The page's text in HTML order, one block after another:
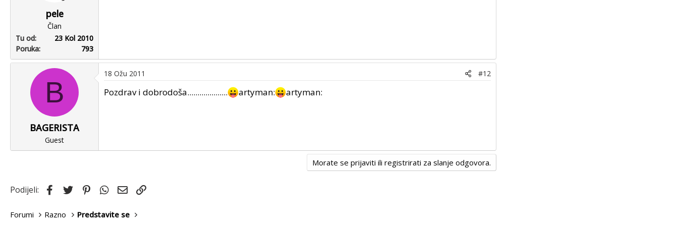
pele
Član
Tu od
23 Kol 2010
Poruka
793
B
BAGERISTA
Guest
18 Ožu 2011 #12
Pozdrav i dobrodoša.................... artyman: artyman:
Morate se prijaviti ili registrirati za slanje odgovora.
Podijeli: FacebookTwitterPinterestWhatsApp
Email
Forumi Razno Predstavite se